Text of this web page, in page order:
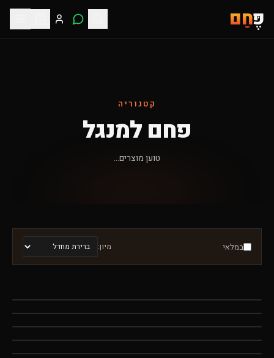
פֶּחָם
קטגוריה
פחם למנגל
טוען מוצרים...
במלאי מיון: